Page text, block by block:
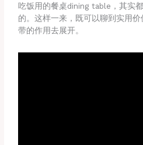
吃饭用的餐桌dining table，其实
的。这样一来，既可以聊到实用
带的作用去展开。